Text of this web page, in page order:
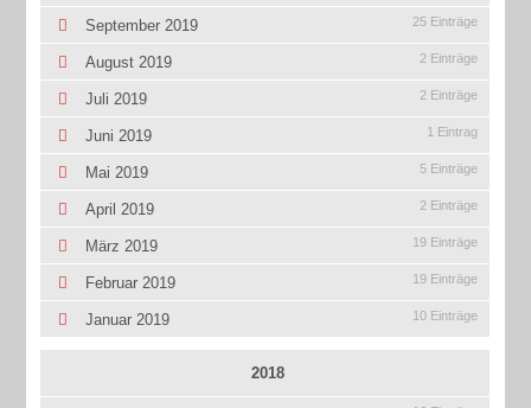
September 2019 25 Einträge
August 2019 2 Einträge
Juli 2019 2 Einträge
Juni 2019 1 Eintrag
Mai 2019 5 Einträge
April 2019 2 Einträge
März 2019 19 Einträge
Februar 2019 19 Einträge
Januar 2019 10 Einträge
2018